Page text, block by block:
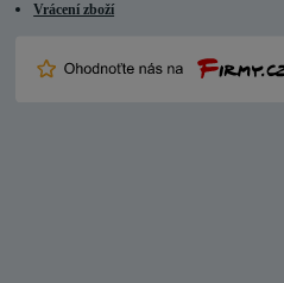
Vrácení zboží